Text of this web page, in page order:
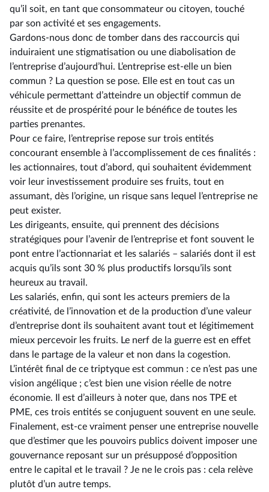
qu’il soit, en tant que consommateur ou citoyen, touché
par son activité et ses engagements.
Gardons-nous donc de tomber dans des raccourcis qui
induiraient une stigmatisation ou une diabolisation de
l’entreprise d’aujourd’hui. L’entreprise est-elle un bien
commun ? La question se pose. Elle est en tout cas un
véhicule permettant d’atteindre un objectif commun de
réussite et de prospérité pour le bénéfice de toutes les
parties prenantes.
Pour ce faire, l’entreprise repose sur trois entités
concourant ensemble à l’accomplissement de ces finalités :
les actionnaires, tout d’abord, qui souhaitent évidemment
voir leur investissement produire ses fruits, tout en
assumant, dès l’origine, un risque sans lequel l’entreprise ne
peut exister.
Les dirigeants, ensuite, qui prennent des décisions
stratégiques pour l’avenir de l’entreprise et font souvent le
pont entre l’actionnariat et les salariés – salariés dont il est
acquis qu’ils sont 30 % plus productifs lorsqu’ils sont
heureux au travail.
Les salariés, enfin, qui sont les acteurs premiers de la
créativité, de l’innovation et de la production d’une valeur
d’entreprise dont ils souhaitent avant tout et légitimement
mieux percevoir les fruits. Le nerf de la guerre est en effet
dans le partage de la valeur et non dans la cogestion.
L’intérêt final de ce triptyque est commun : ce n’est pas une
vision angélique ; c’est bien une vision réelle de notre
économie. Il est d’ailleurs à noter que, dans nos TPE et
PME, ces trois entités se conjuguent souvent en une seule.
Finalement, est-ce vraiment penser une entreprise nouvelle
que d’estimer que les pouvoirs publics doivent imposer une
gouvernance reposant sur un présupposé d’opposition
entre le capital et le travail ? Je ne le crois pas : cela relève
plutôt d’un autre temps.